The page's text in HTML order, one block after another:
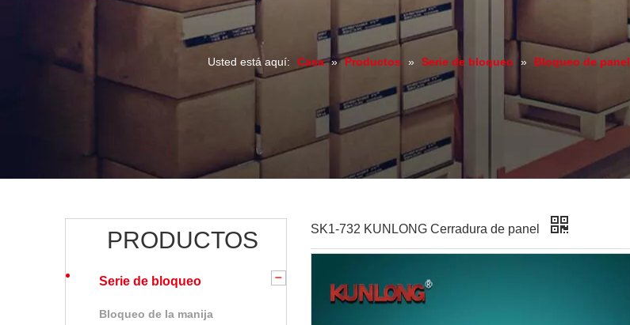
Usted está aquí: Casa » Productos » Serie de bloqueo » Bloqueo de panel
PRODUCTOS
Serie de bloqueo
Bloqueo de la manija
SK1-732 KUNLONG Cerradura de panel